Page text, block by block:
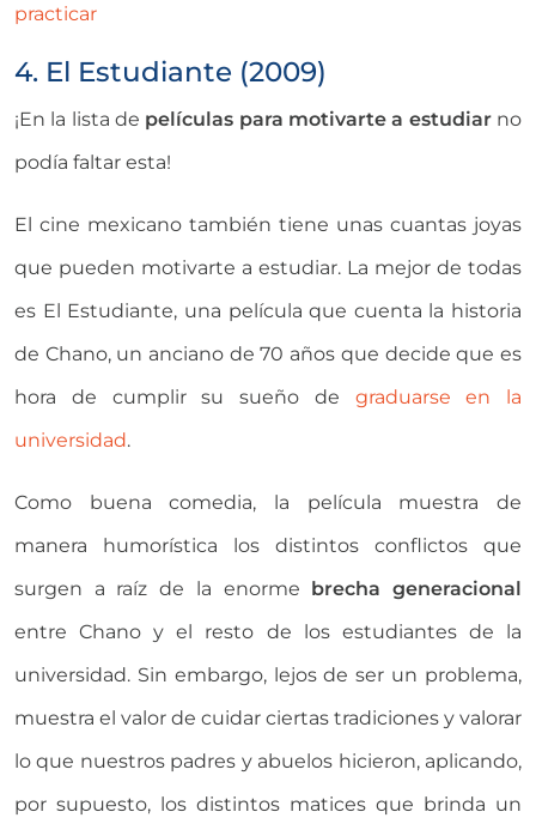
practicar
4. El Estudiante (2009)
¡En la lista de películas para motivarte a estudiarno
podía faltar esta!
El cine mexicano también tiene unas cuantas joyas
que pueden motivarte a estudiar. La mejor de todas
es El Estudiante, una película que cuenta la historia
de Chano, un anciano de 70 años que decide que es
hora de cumplir su sueño de graduarse en la
universidad.
Como buena comedia, la película muestra de
manera humorística los distintos conflictos que
surgen a raíz de la enorme brecha generacional
entre Chano y el resto de los estudiantes de la
universidad. Sin embargo, lejos de ser un problema,
muestra el valor de cuidar ciertas tradiciones y valorar
lo que nuestros padres y abuelos hicieron, aplicando,
por supuesto, los distintos matices que brinda un